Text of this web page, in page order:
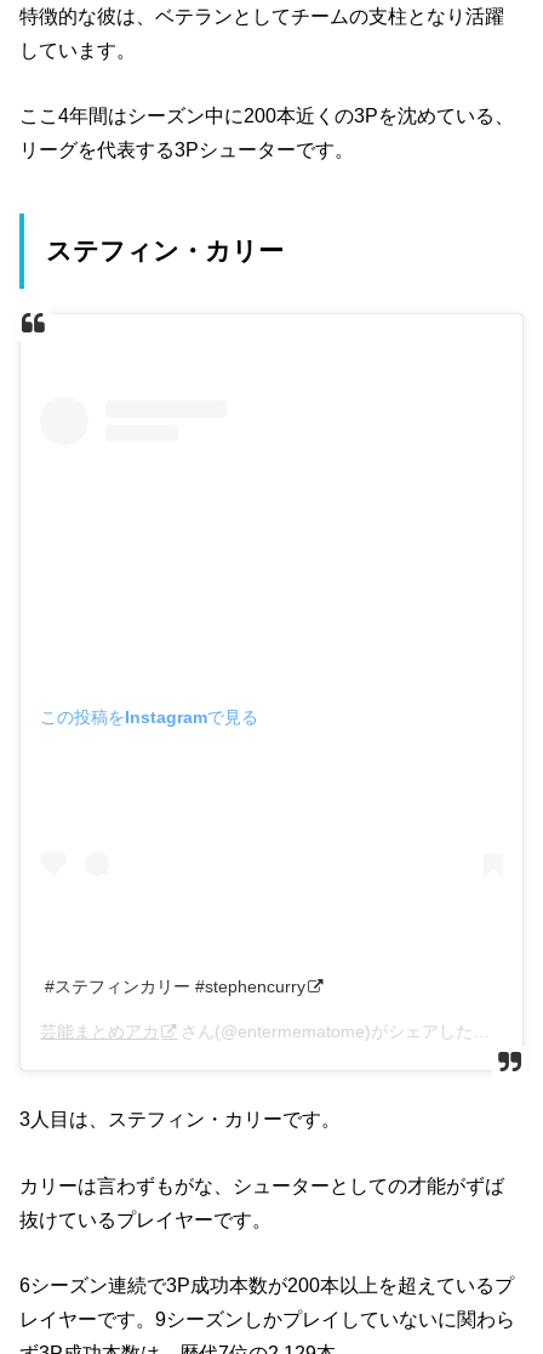
特徴的な彼は、ベテランとしてチームの支柱となり活躍
しています。
ここ4年間はシーズン中に200本近くの3Pを沈めている、
リーグを代表する3Pシューターです。
ステフィン・カリー
この投稿をInstagramで見る
#ステフィンカリー #stephencurry
芸能まとめアカ さん(@entermematome)がシェアした投稿 –
3人目は、ステフィン・カリーです。
カリーは言わずもがな、シューターとしての才能がずば
抜けているプレイヤーです。
6シーズン連続で3P成功本数が200本以上を超えているプ
レイヤーです。9シーズンしかプレイしていないに関わら